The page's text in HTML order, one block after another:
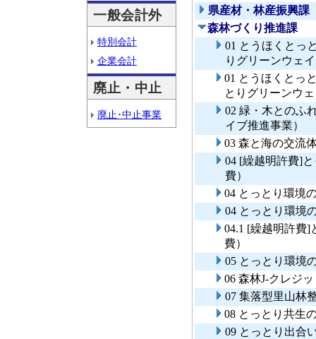
一般会計外
特別会計
企業会計
廃止・中止
廃止･中止事業
県産材・林産振興課
森林づくり推進課
01 とうほくとっ
りグリーンウェ
01 とうほくとっ
とりグリーンウ
02 緑・木とのふ
イブ推進事業）
03 森と海の交流
04 [繰越明許費]
費）
04 とっとり環境
04 とっとり環境
04.1 [繰越明許費]
費）
05 とっとり環境
06 森林J-クレジ
07 集落型里山林
08 とっとり共生
09 とっとり出合